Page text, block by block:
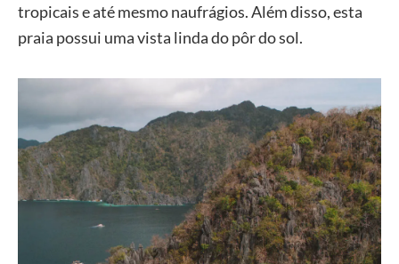
tropicais e até mesmo naufrágios. Além disso, esta
praia possui uma vista linda do pôr do sol.